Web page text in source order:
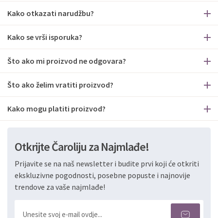
Kako otkazati narudžbu?
Kako se vrši isporuka?
Što ako mi proizvod ne odgovara?
Što ako želim vratiti proizvod?
Kako mogu platiti proizvod?
Otkrijte Čaroliju za Najmlađe!
Prijavite se na naš newsletter i budite prvi koji će otkriti
ekskluzivne pogodnosti, posebne popuste i najnovije
trendove za vaše najmlađe!